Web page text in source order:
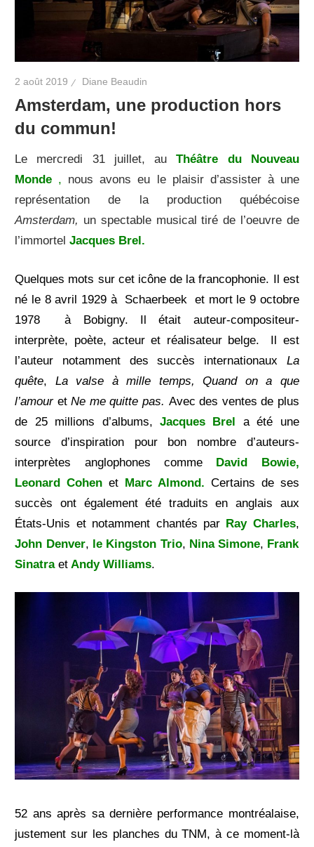
2 août 2019 Diane Beaudin
Amsterdam, une production hors
du commun!
Le mercredi 31 juillet, auThéâtre du Nouveau
Monde , nous avons eu le plaisir d’assister à une
représentation de la production québécoise
Amsterdam, un spectable musical tiré de l’oeuvre de
l’immortelJacques Brel.
Quelques mots sur cet icône de la francophonie. Il est
né le 8 avril 1929à Schaerbeek et mort le 9 octobre
1978
à Bobigny. Il était auteur-compositeur-
interprète, poète, acteur et réalisateur belge.
Il est
l’auteur notamment des succès internationaux La
quête, La valse à mille temps, Quand on a que
l’amour etNe me quitte pas. Avec des ventes de plus
de 25 millions d’albums, Jacques Brel
a été une
source d’inspiration pour bon nombre d’auteurs-
interprètes anglophones comme David Bowie,
Leonard Cohen et Marc Almond. Certains de ses
succès ont également été traduits en anglais aux
États-Unis et notamment chantés par Ray Charles,
John Denver, le Kingston Trio, Nina Simone, Frank
Sinatraet Andy Williams.
52 ans après sa dernière performance montréalaise,
justement sur les planches du TNM, à ce moment-là